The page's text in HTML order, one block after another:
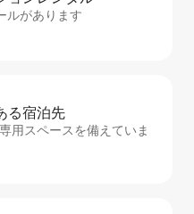
ルがあります
る宿⁠泊⁠先
用スペースを備えていま